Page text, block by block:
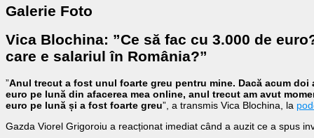
Galerie Foto
Vica Blochina: ”Ce să fac cu 3.000 de
care e salariul în România?”
”Anul trecut a fost unul foarte greu pentru mine. Dacă acum doi
euro pe lună din afacerea mea online, anul trecut am avut
euro pe lună și a fost foarte greu”, a transmis Vica Blochina, la
Gazda Viorel Grigoroiu a reacționat imediat când a auzit ce a spus